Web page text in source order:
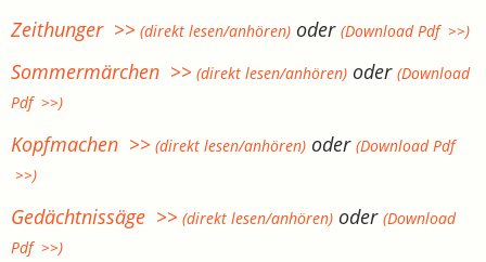
Zeithunger >> (direkt lesen/anhören) oder(Download Pdf >>)
Sommermärchen >> (direkt lesen/anhören) oder(Download
Pdf >>)
Kopfmachen >> (direkt lesen/anhören) oder(Download Pdf
>>)
Gedächtnissäge >> (direkt lesen/anhören) oder(Download
Pdf >>)